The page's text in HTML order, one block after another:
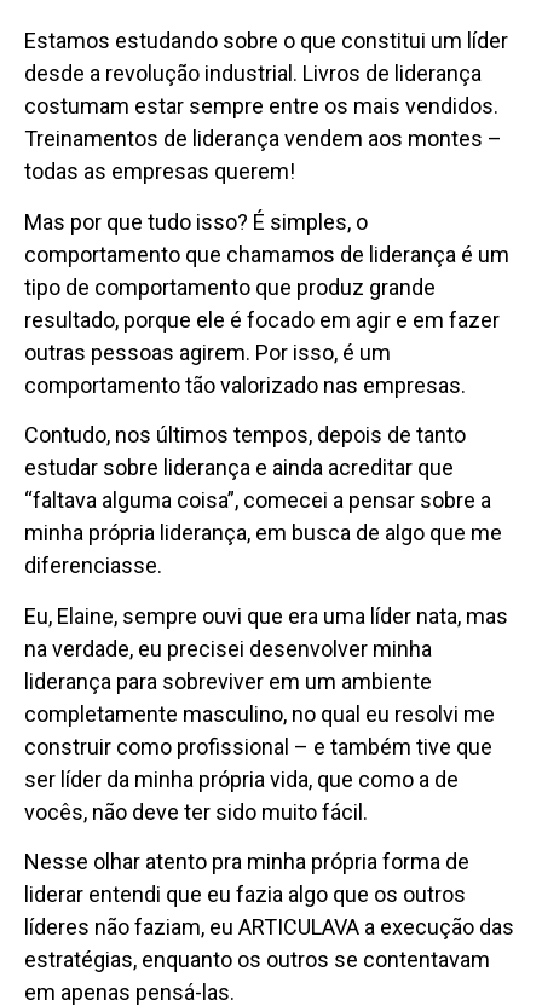
Estamos estudando sobre o que constitui um líder
desde a revolução industrial. Livros de liderança
costumam estar sempre entre os mais vendidos.
Treinamentos de liderança vendem aos montes –
todas as empresas querem!
Mas por que tudo isso? É simples, o
comportamento que chamamos de liderança é um
tipo de comportamento que produz grande
resultado, porque ele é focado em agir e em fazer
outras pessoas agirem. Por isso, é um
comportamento tão valorizado nas empresas.
Contudo, nos últimos tempos, depois de tanto
estudar sobre liderança e ainda acreditar que
“faltava alguma coisa”, comecei a pensar sobre a
minha própria liderança, em busca de algo que me
diferenciasse.
Eu, Elaine, sempre ouvi que era uma líder nata, mas
na verdade, eu precisei desenvolver minha
liderança para sobreviver em um ambiente
completamente masculino, no qual eu resolvi me
construir como profissional – e também tive que
ser líder da minha própria vida, que como a de
vocês, não deve ter sido muito fácil.
Nesse olhar atento pra minha própria forma de
liderar entendi que eu fazia algo que os outros
líderes não faziam, eu ARTICULAVA a execução das
estratégias, enquanto os outros se contentavam
em apenas pensá-las.